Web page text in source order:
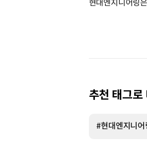
현대엔지니어링
추천 태그
#현대엔지니어